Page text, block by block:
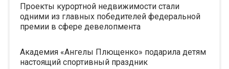
Проекты курортной недвижимости стали
одними из главных победителей федеральной
премии в сфере девелопмента
Академия «Ангелы Плющенко» подарила детям
настоящий спортивный праздник